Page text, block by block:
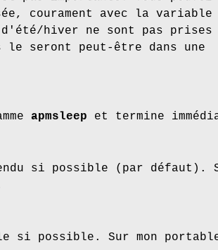
courament avec la variable
d'été/hiver ne sont pas prises
le seront peut-être dans une
apmsleep et termine
si possible (par défaut).
si possible. Sur mon